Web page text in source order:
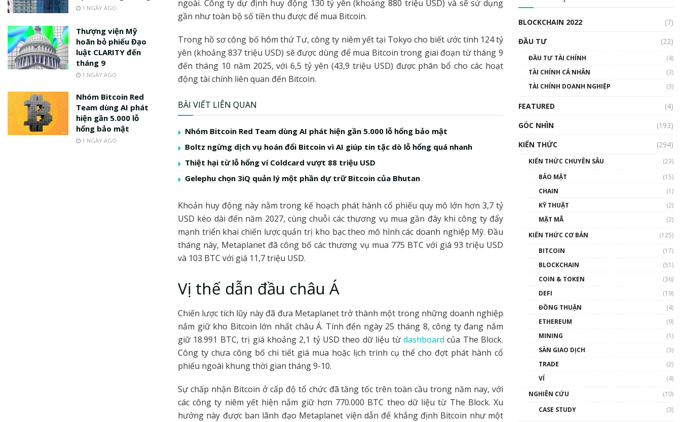
ngoài. Công ty dự định huy động 130 tỷ yên (khoảng 880 triệu USD) và sẽ sử dụng
gần như toàn bộ số tiền thu được để mua Bitcoin.
Trong hồ sơ công bố hôm thứ Tư, công ty niêm yết tại Tokyo cho biết ước tính 124 tỷ
yên (khoảng 837 triệu USD) sẽ được dùng để mua Bitcoin trong giai đoạn từ tháng 9
đến tháng 10 năm 2025, với 6,5 tỷ yên (43,9 triệu USD) được phân bổ cho các hoạt
động tài chính liên quan đến Bitcoin.
BÀI VIẾT LIÊN QUAN
Nhóm Bitcoin Red Team dùng AI phát hiện gần 5.000 lỗ hổng bảo mật
Boltz ngừng dịch vụ hoán đổi Bitcoin vì AI giúp tin tặc dò lỗ hổng quá nhanh
Thiệt hại từ lỗ hổng ví Coldcard vượt 88 triệu USD
Gelephu chọn 3iQ quản lý một phần dự trữ Bitcoin của Bhutan
Khoản huy động này nằm trong kế hoạch phát hành cổ phiếu quy mô lớn hơn 3,7 tỷ
USD kéo dài đến năm 2027, cùng chuỗi các thương vụ mua gần đây khi công ty đẩy
mạnh triển khai chiến lược quản trị kho bạc theo mô hình các doanh nghiệp Mỹ. Đầu
tháng này, Metaplanet đã công bố các thương vụ mua 775 BTC với giá 93 triệu USD
và 103 BTC với giá 11,7 triệu USD.
Vị thế dẫn đầu châu Á
Chiến lược tích lũy này đã đưa Metaplanet trở thành một trong những doanh nghiệp
nắm giữ kho Bitcoin lớn nhất châu Á. Tính đến ngày 25 tháng 8, công ty đang nắm
giữ 18.991 BTC, trị giá khoảng 2,1 tỷ USD theo dữ liệu từ dashboard của The Block.
Công ty chưa công bố chi tiết giá mua hoặc lịch trình cụ thể cho đợt phát hành cổ
phiếu ngoài khung thời gian tháng 9-10.
Sự chấp nhận Bitcoin ở cấp độ tổ chức đã tăng tốc trên toàn cầu trong năm nay, với
các công ty niêm yết hiện nắm giữ hơn 770.000 BTC theo dữ liệu từ The Block. Xu
hướng này được ban lãnh đạo Metaplanet viện dẫn để khẳng định Bitcoin như một
1 NGÀY AGO
Thượng viện Mỹ
hoãn bỏ phiếu Đạo
luật CLARITY đến
tháng 9
1 NGÀY AGO
Nhóm Bitcoin Red
Team dùng AI phát
hiện gần 5.000 lỗ
hổng bảo mật
1 NGÀY AGO
uptrend trong năm 2023? |
Phổ cập Blockchain
00:02:14
Nhìn lại năm 2022: Những
nhân vật ảnh hưởng nhất
hệ sinh thái tiền mã hoá |
Blockchain
Nhân sự tương lại ngành
Blockchain Việt Nam | Phổ
cập Blockchain
Blockchain đang được ứng
BLOCKCHAIN 2022
(7)
ĐẦU TƯ
(22)
ĐẦU TƯ TÀI CHÍNH
(4)
TÀI CHÍNH CÁ NHÂN
(3)
TÀI CHÍNH DOANH NGHIỆP
(3)
FEATURED
(4)
GÓC NHÌN
(193)
KIẾN THỨC
(294)
KIẾN THỨC CHUYÊN SÂU
(23)
BẢO MẬT
(15)
CHAIN
(1)
KỸ THUẬT
(2)
MẬT MÃ
(2)
KIẾN THỨC CƠ BẢN
(125)
BITCOIN
(17)
BLOCKCHAIN
(51)
COIN & TOKEN
(36)
DEFI
(19)
ĐỒNG THUẬN
(4)
ETHEREUM
(9)
MINING
(1)
SÀN GIAO DỊCH
(3)
TRADE
(2)
VÍ
(4)
NGHIÊN CỨU
(10)
CASE STUDY
(3)